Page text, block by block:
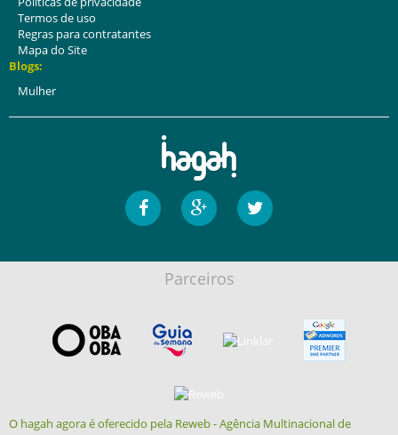
Termos de uso
Regras para contratantes
Mapa do Site
Blogs:
Mulher
Parceiros
O hagah agora é oferecido pela Reweb - Agência Multinacional de